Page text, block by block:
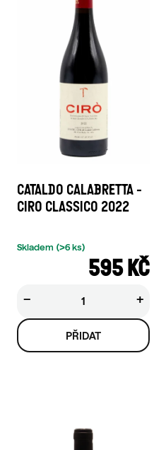
CATALDO CALABRETTA -
CIRO CLASSICO 2022
595 KČ
Skladem (>6 ks)
+
−